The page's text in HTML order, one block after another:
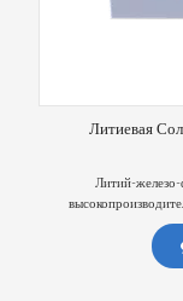
Литиевая
Литий-
разработанное
безопасности,
сценариях